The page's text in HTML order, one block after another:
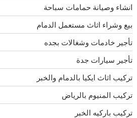
انشاء وصيانة حمامات سباحة
بيع وشراء اثاث مستعمل الدمام
تأجير خادمات وشغالات بجده
تأجير سيارات جدة
تركيب اثاث ايكيا بالدمام والخبر
تركيب المنيوم بالرياض
تركيب باركيه الخبر